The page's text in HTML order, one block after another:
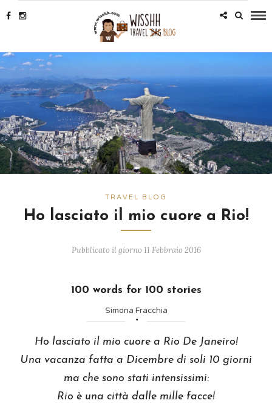
TRAVEL BLOG
Ho lasciato il mio cuore a Rio!
Pubblicato il giorno 11 Febbraio 2016
100 words for 100 stories
Simona Fracchia
Ho lasciato il mio cuore a Rio De Janeiro!
Una vacanza fatta a Dicembre di soli 10 giorni
ma che sono stati intensissimi:
Rio è una città dalle mille facce!